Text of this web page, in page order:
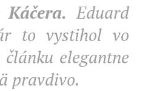
Káčera.Eduard
to vystihol vo
elegantne
pravdivo.